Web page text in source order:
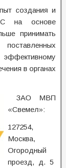
создания и
на основе
принимать
в органах
ЗАО МВП
«Свемел»:
127254,
Москва,
Огородный
проезд, д. 5